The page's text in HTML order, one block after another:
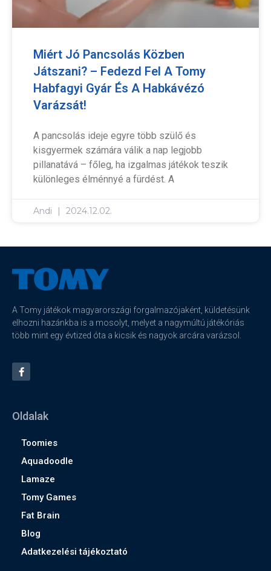
Miért Jó Pancsolás Közben
Játszani? – Fedezd Fel A Tomy
Habfagyi Gyár És A Habkávézó
Varázsát!
A pancsolás ideje egyre több szülő és
kisgyermek számára válik a nap legjobb
pillanatává – főleg, ha izgalmas játékok teszik
különleges élménnyé a fürdést. A
Andi 2024.12.02.
A Tomy játékok magyarországi forgalmazójaként, küldetésünk
elhozni hazánkba is a mosolyt, melyet a nagymúltú játékóriás
több mint egy évtized óta a kicsik és nagyok arcára varázsol.
Oldalak
Toomies
Aquadoodle
Lamaze
Tomy Games
Fat Brain
Blog
Adatkezelési tájékoztató